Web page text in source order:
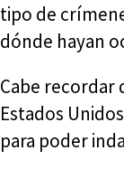
tipo de
dónde hayan
Cabe recordar
Estados
para poder